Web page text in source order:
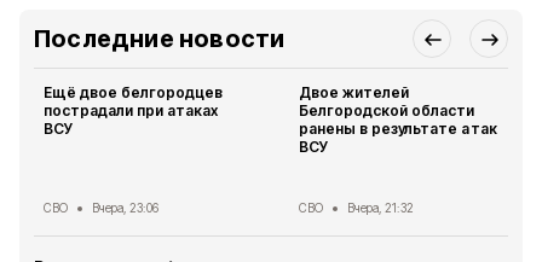
Последние новости
Ещё двое белгородцев
пострадали при атаках
ВСУ
СВО Вчера, 23:06
Двое жителей
Белгородской области
ранены в результате атак
ВСУ
СВО Вчера, 21:32